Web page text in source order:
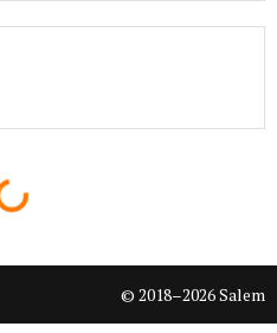
Loading...
© 2018–2026 Salem